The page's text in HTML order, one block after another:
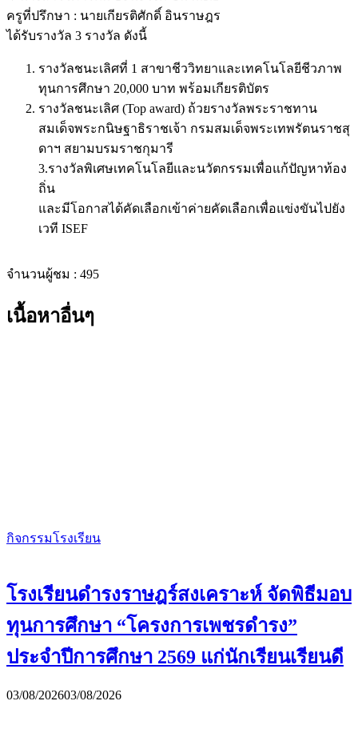
ครูที่ปรึกษา : นายเกียรติศักดิ์ อินราษฎร
ได้รับรางวัล 3 รางวัล ดังนี้
รางวัลชนะเลิศที่ 1 สาขาชีววิทยาและเทคโนโลยีชีวภาพ
ทุนการศึกษา 20,000 บาท พร้อมเกียรติบัตร
รางวัลชนะเลิศ (Top award) ถ้วยรางวัลพระราชทาน
สมเด็จพระกนิษฐาธิราชเจ้า กรมสมเด็จพระเทพรัตนราชสุ
ดาฯ สยามบรมราชกุมารี
3.รางวัลพิเศษเทคโนโลยีและนวัตกรรมเพื่อแก้ปัญหาท้อง
ถิ่น
และมีโอกาสได้คัดเลือกเข้าค่ายคัดเลือกเพื่อแข่งขันไปยัง
เวที ISEF
จำนวนผู้ชม : 495
เนื้อหาอื่นๆ
กิจกรรมโรงเรียน
โรงเรียนดำรงราษฎร์สงเคราะห์ จัดพิธีมอบ
ทุนการศึกษา “โครงการเพชรดำรง”
ประจำปีการศึกษา 2569 แก่นักเรียนเรียนดี
03/08/202603/08/2026